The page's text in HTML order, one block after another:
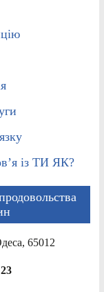
із ТИ ЯК?
65012